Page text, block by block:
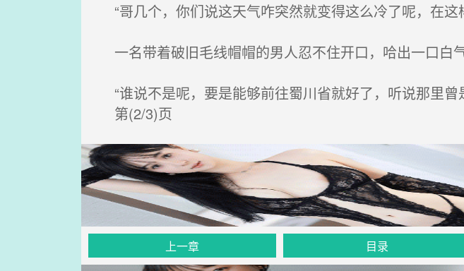
“哥几个，你们说这天气咋突然就变得这么冷了呢，在
一名带着破旧毛线帽帽的男人忍不住开口，哈出一口白
“谁说不是呢，要是能够前往蜀川省就好了，听说那里曾
第(2/3)页
上一章 目录